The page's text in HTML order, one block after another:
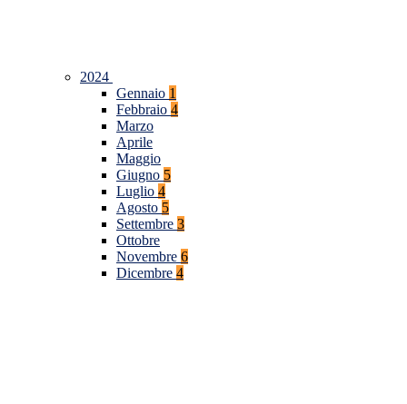
2024
Gennaio 1
Febbraio 4
Marzo
Aprile
Maggio
Giugno 5
Luglio 4
Agosto 5
Settembre 3
Ottobre
Novembre 6
Dicembre 4